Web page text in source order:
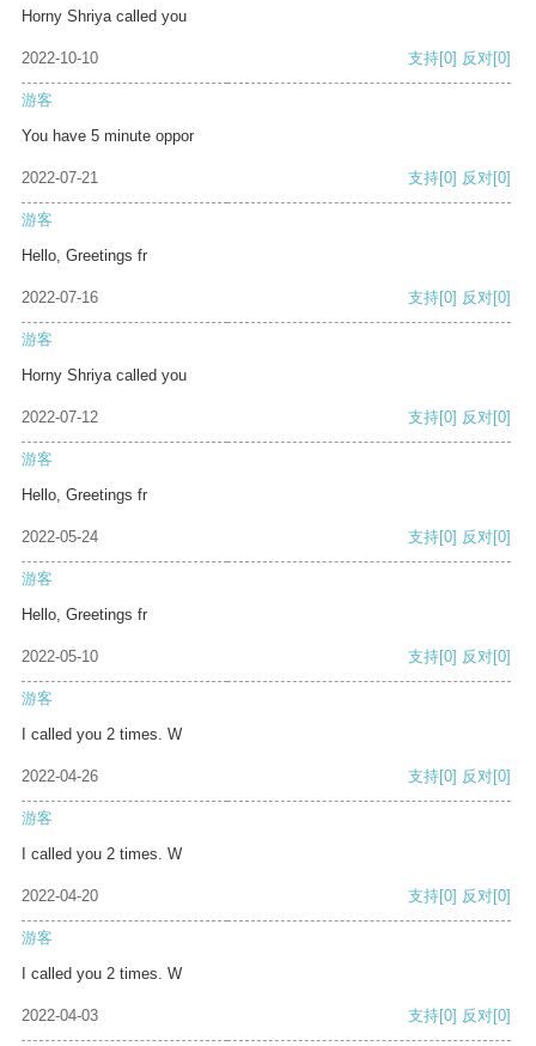
Horny Shriya called you
2022-10-10 支持[0] 反对[0]
游客
You have 5 minute oppor
2022-07-21 支持[0] 反对[0]
游客
Hello, Greetings fr
2022-07-16 支持[0] 反对[0]
游客
Horny Shriya called you
2022-07-12 支持[0] 反对[0]
游客
Hello, Greetings fr
2022-05-24 支持[0] 反对[0]
游客
Hello, Greetings fr
2022-05-10 支持[0] 反对[0]
游客
I called you 2 times. W
2022-04-26 支持[0] 反对[0]
游客
I called you 2 times. W
2022-04-20 支持[0] 反对[0]
游客
I called you 2 times. W
2022-04-03 支持[0] 反对[0]